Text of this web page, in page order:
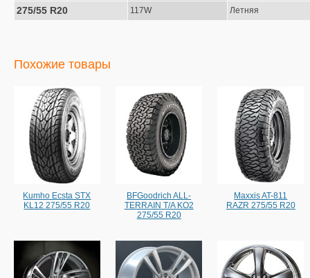
275/55 R20 117W Летняя
Похожие товары
Kumho Ecsta STX
KL12 275/55 R20
BFGoodrich ALL-
TERRAIN T/A KO2
275/55 R20
Maxxis AT-811
RAZR 275/55 R20